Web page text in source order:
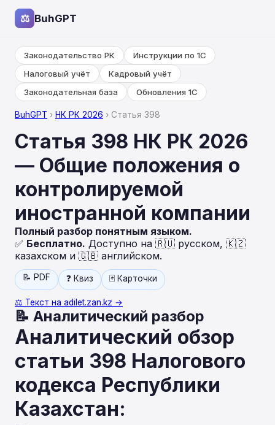
⚖ BuhGPT
Законодательство РК
Инструкции по 1С
Налоговый учёт
Кадровый учёт
Законодательная база
Обновления 1С
BuhGPT › НК РК 2026 › Статья 398
Статья 398 НК РК 2026
— Общие положения о
контролируемой
иностранной компании
Полный разбор понятным языком.
✅ Бесплатно. Доступно на 🇷🇺 русском, 🇰🇿
казахском и 🇬🇧 английском.
📝 PDF ❓ Квиз 🃏 Карточки
⚖️ Текст на adilet.zan.kz →
📝 Аналитический разбор
Аналитический обзор
статьи 398 Налогового
кодекса Республики
Казахстан: